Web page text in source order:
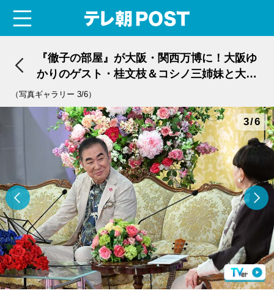
『徹子の部屋』が大阪・関西万博に！大阪ゆ
かりのゲスト・桂文枝＆コシノ三姉妹と大盛
り上がり
（写真ギャラリー 3/6）
3/6